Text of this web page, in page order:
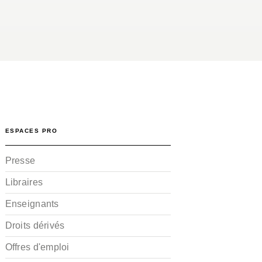
ESPACES PRO
Presse
Libraires
Enseignants
Droits dérivés
Offres d'emploi